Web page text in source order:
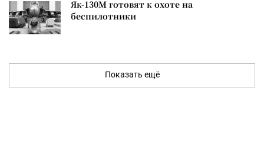
Як-130М готовят к охоте на
беспилотники
Показать ещё